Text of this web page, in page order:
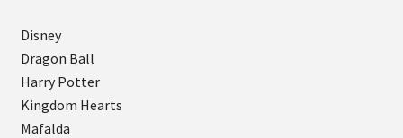
Disney
Dragon Ball
Harry Potter
Kingdom Hearts
Mafalda